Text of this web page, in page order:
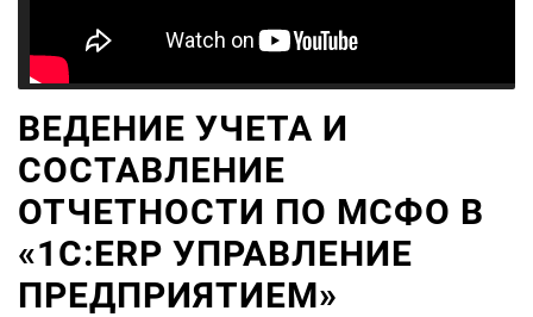
ВЕДЕНИЕ УЧЕТА И
СОСТАВЛЕНИЕ
ОТЧЕТНОСТИ ПО МСФО В
«1С:ERP УПРАВЛЕНИЕ
ПРЕДПРИЯТИЕМ»